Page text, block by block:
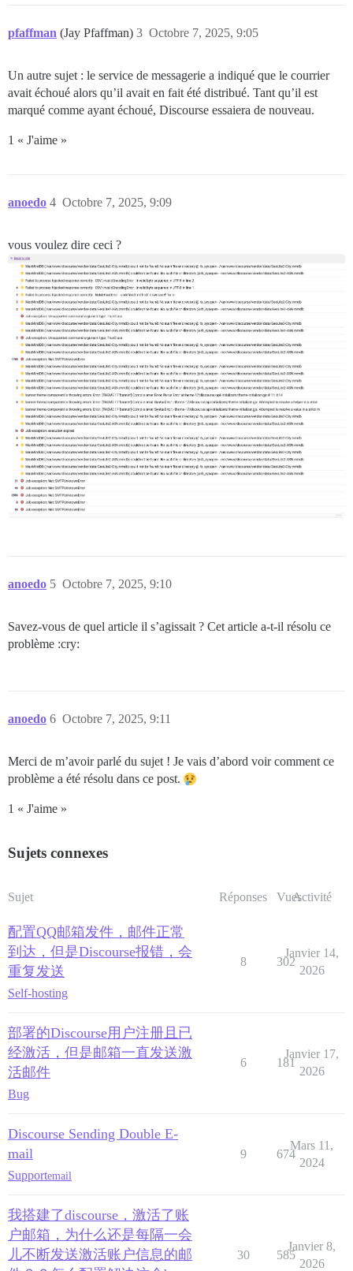
pfaffman (Jay Pfaffman) Octobre 7, 2025, 9:05
3
Un autre sujet : le service de messagerie a indiqué que le courrier
avait échoué alors qu’il avait en fait été distribué. Tant qu’il est
marqué comme ayant échoué, Discourse essaiera de nouveau.
1 « J'aime »
anoedo Octobre 7, 2025, 9:09
4
vous voulez dire ceci ?
anoedo Octobre 7, 2025, 9:10
5
Savez-vous de quel article il s’agissait ? Cet article a-t-il résolu ce
problème :cry:
anoedo Octobre 7, 2025, 9:11
6
Merci de m’avoir parlé du sujet ! Je vais d’abord voir comment ce
problème a été résolu dans ce post.
1 « J'aime »
Sujets connexes
Sujet Réponses VuesActivité
配置QQ邮箱发件，邮件正常
到达，但是Discourse报错，会
重复发送
Self-hosting
8 302
Janvier 14,
2026
部署的Discourse用户注册且已
经激活，但是邮箱一直发送激
活邮件
Bug
6 181
Janvier 17,
2026
Discourse Sending Double E-
mail
Supportemail
9 674
Mars 11,
2024
我搭建了discourse，激活了账
户邮箱，为什么还是每隔一会
儿不断发送激活账户信息的邮
30 585
Janvier 8,
2026